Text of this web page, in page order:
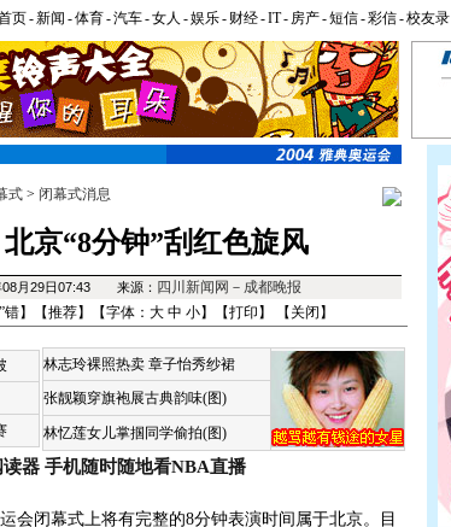
页-新闻 -体育-汽车-女人 -娱乐- 财经-IT- 房产-短信-彩信-校友录
式> 闭幕式消息
京“8分钟”刮红色旋风
月29日07:43 来源： 四川新闻网－成都晚报
错】【推荐】【字体： 大 中 小】【打印 】 【 关闭 】
林志玲裸照热卖 章子怡秀纱裙
张靓颖穿旗袍展古典韵味(图)
林忆莲女儿掌掴同学偷拍(图)
器 手机随时随地看NBA直播
会闭幕式上将有完整的8分钟表演时间属于北京。目